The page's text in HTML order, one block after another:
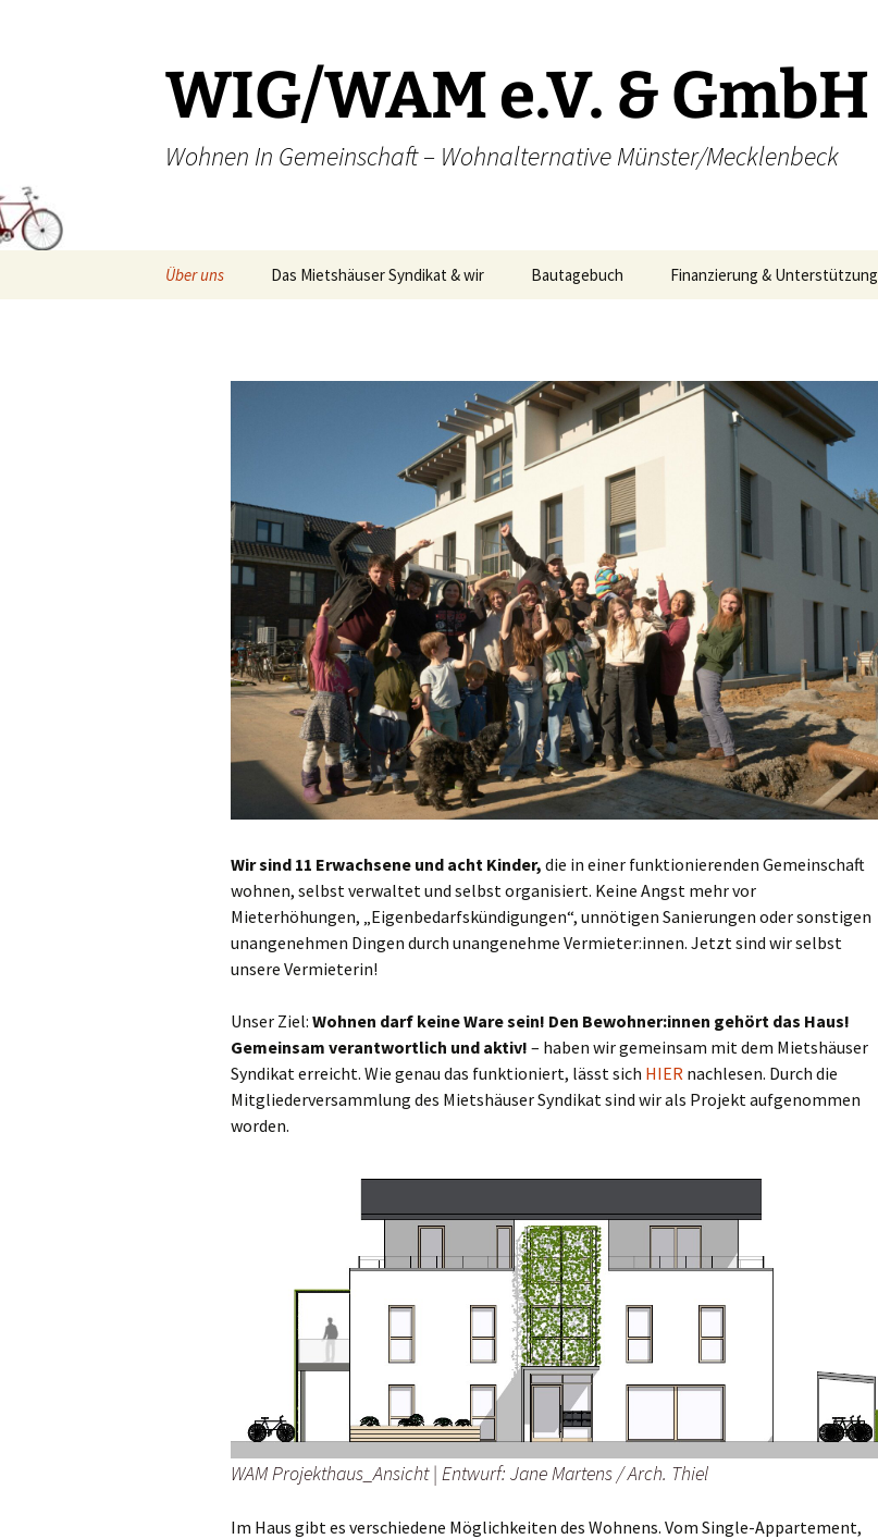
WIG/WAM e.V. & GmbH
Wohnen In Gemeinschaft – Wohnalternative Münster/Mecklenbeck
Über uns Das Mietshäuser Syndikat & wir Bautagebuch Finanzierung & Unterstützung
Wir sind 11 Erwachsene und acht Kinder, die in einer funktionierenden Gemeinschaft
wohnen, selbst verwaltet und selbst organisiert. Keine Angst mehr vor
Mieterhöhungen, „Eigenbedarfskündigungen“, unnötigen Sanierungen oder sonstigen
unangenehmen Dingen durch unangenehme Vermieter:innen. Jetzt sind wir selbst
unsere Vermieterin!
Unser Ziel: Wohnen darf keine Ware sein! Den Bewohner:innen gehört das Haus!
Gemeinsam verantwortlich und aktiv! – haben wir gemeinsam mit dem Mietshäuser
Syndikat erreicht. Wie genau das funktioniert, lässt sich HIER nachlesen. Durch die
Mitgliederversammlung des Mietshäuser Syndikat sind wir als Projekt aufgenommen
worden.
WAM Projekthaus_Ansicht | Entwurf: Jane Martens / Arch. Thiel
Im Haus gibt es verschiedene Möglichkeiten des Wohnens. Vom Single-Appartement,